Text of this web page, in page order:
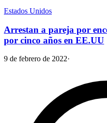
Estados Unidos
Arrestan a pareja por
por cinco años en EE.UU
9 de febrero de 2022·